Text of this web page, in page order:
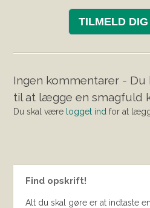
TILMELD
Ingen kommentarer -
til at lægge en smagfuld
Du skal være logget ind for at
Find opskrift!
Alt du skal gøre er at indtaste